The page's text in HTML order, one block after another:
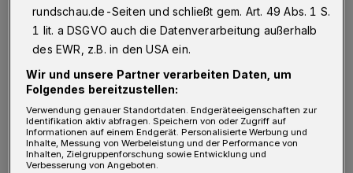
komplett zu löschen. Da war gerade im
Abwehrbereich doch einiges an Baustellen zu
sehen bei uns. Da hat die Aggressivität gefehlt,
um die guten Schützen vom BHC in eine
schwierigere Lage zu bringen. Das haben wir
in der zweiten Halbzeit eigentlich besser
gemacht, hatten aber das Problem, dass Lukas
rundschau.de-Seiten und schließt gem. Art. 49 Abs. 1 S.
1 lit. a DSGVO auch die Datenverarbeitung außerhalb
des EWR, z.B. in den USA ein.
Wir und unsere Partner verarbeiten Daten, um
Folgendes bereitzustellen:
Verwendung genauer Standortdaten. Endgeräteeigenschaften zur
Identifikation aktiv abfragen. Speichern von oder Zugriff auf
Informationen auf einem Endgerät. Personalisierte Werbung und
Inhalte, Messung von Werbeleistung und der Performance von
Inhalten, Zielgruppenforschung sowie Entwicklung und
Verbesserung von Angeboten.